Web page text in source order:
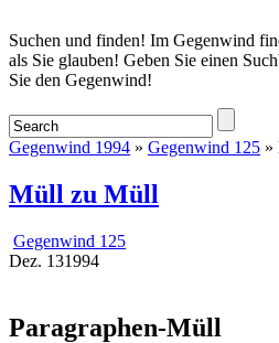
Startseite
Suchen und finden! Im Gegenwind
als Sie glauben! Geben Sie einen
Sie den Gegenwind!
Gegenwind 1994 » Gegenwind 125 »
Müll zu Müll
Gegenwind 125
Dez. 131994
Paragraphen-Müll